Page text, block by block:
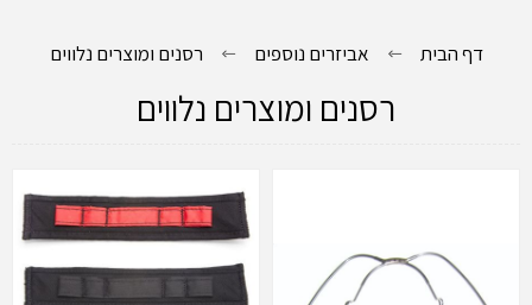
דף הבית אביזרים נוספים רסנים ומוצרים נלווים
רסנים ומוצרים נלווים